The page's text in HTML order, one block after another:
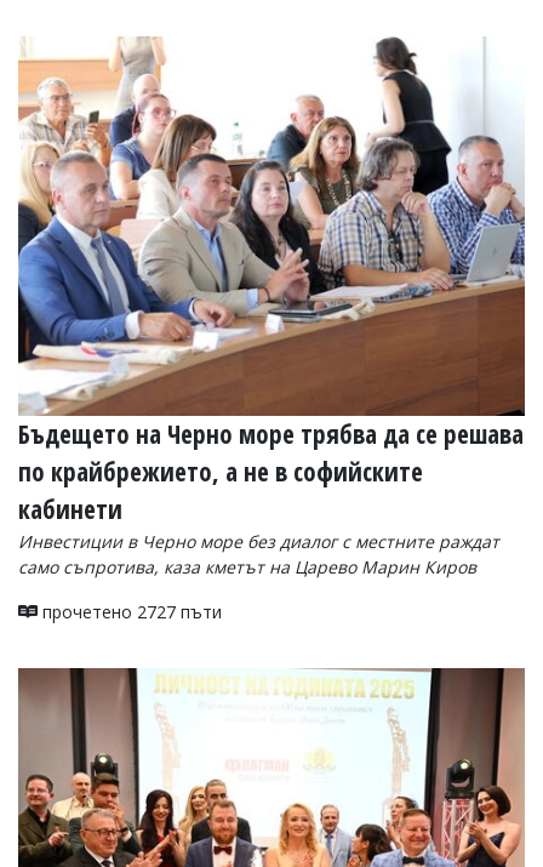
Бъдещето на Черно море трябва да се решава
по крайбрежието, а не в софийските
кабинети
Инвестиции в Черно море без диалог с местните раждат
само съпротива, каза кметът на Царево Марин Киров
прочетено 2727 пъти